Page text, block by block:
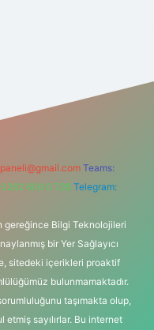
Teams:
606 0 726 Telegram:
gereğince Bilgi Teknolojileri
bir Yer Sağlayıcı
sitedeki içerikleri proaktif
bulunmamaktadır.
taşımakta olup,
sayılırlar. Bu internet